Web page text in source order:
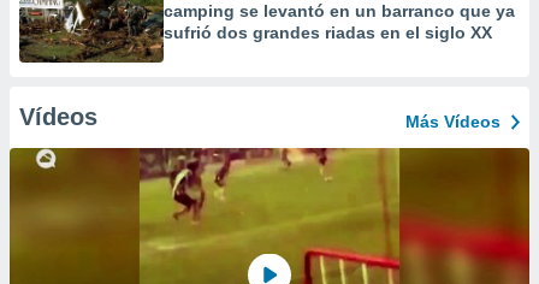
camping se levantó en un barranco que ya
sufrió dos grandes riadas en el siglo XX
Vídeos Más Vídeos